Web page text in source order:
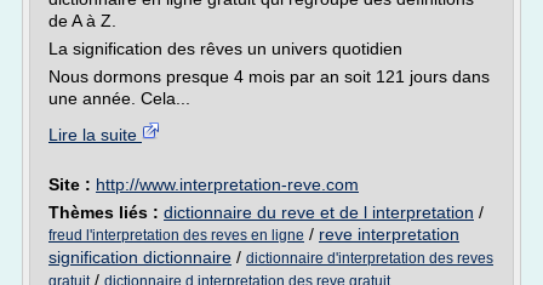
de A à Z.
La signification des rêves un univers quotidien
Nous dormons presque 4 mois par an soit 121 jours dans
une année. Cela...
Lire la suite
Site : http://www.interpretation-reve.com
Thèmes liés : dictionnaire du reve et de l interpretation /
freud l'interpretation des reves en ligne / reve interpretation
signification dictionnaire / dictionnaire d'interpretation des reves
gratuit/ dictionnaire d interpretation des reve gratuit